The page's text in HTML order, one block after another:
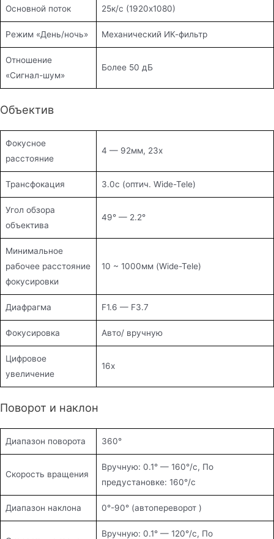
Основной поток 25к/с (1920х1080)
Режим «День/ночь» Механический ИК-фильтр
Отношение
«Сигнал-шум»
Более 50 дБ
Объектив
Фокусное
расстояние
4 — 92мм, 23x
Трансфокация 3.0с (оптич. Wide-Tele)
Угол обзора
объектива
49° — 2.2°
Минимальное
рабочее расстояние
фокусировки
10 ~ 1000мм (Wide-Tele)
Диафрагма F1.6 — F3.7
Фокусировка Авто/ вручную
Цифровое
увеличение
16х
Поворот и наклон
Диапазон поворота 360°
Скорость вращения
Вручную: 0.1° — 160°/с, По
предустановке: 160°/с
Диапазон наклона 0°-90° (автопереворот )
Вручную: 0.1° — 120°/с, По